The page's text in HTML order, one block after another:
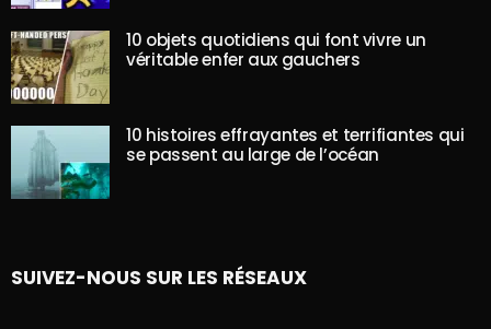
10 objets quotidiens qui font vivre un
véritable enfer aux gauchers
10 histoires effrayantes et terrifiantes qui
se passent au large de l’océan
SUIVEZ-NOUS SUR LES RÉSEAUX